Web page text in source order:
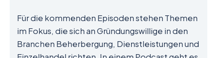
Für die kommenden Episoden stehen Themen
im Fokus, die sich an Gründungswillige in den
Branchen Beherbergung, Dienstleistungen und